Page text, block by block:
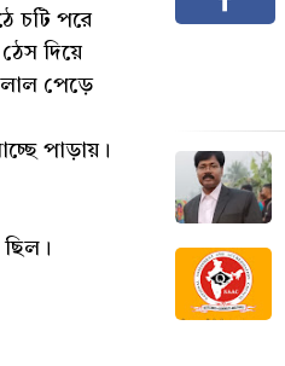
চটি পরে
দিয়ে
লাল পেড়ে
পাড়ায়।
ছিল।